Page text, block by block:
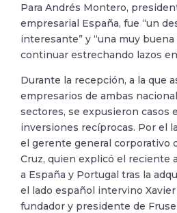
Para Andrés Montero,
empresarial España, fue “un
interesante” y “una muy
continuar estrechando lazos
Durante la recepción, a la que
empresarios de ambas
sectores, se expusieron casos
inversiones recíprocas. Por el
el gerente general corporativo
Cruz, quien explicó el reciente
a España y Portugal tras la
el lado español intervino
fundador y presidente de